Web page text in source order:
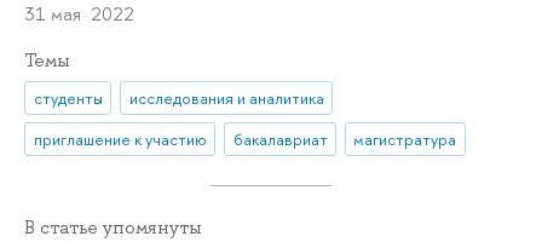
31 мая 2022
Темы
студенты
исследования и аналитика
приглашение к участию
бакалавриат магистратура
В статье упомянуты